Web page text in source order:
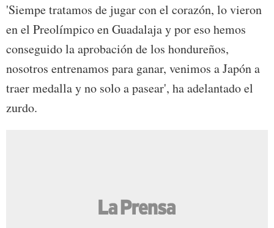
'Siempe tratamos de jugar con el corazón, lo vieron
en el Preolímpico en Guadalaja y por eso hemos
conseguido la aprobación de los hondureños,
nosotros entrenamos para ganar, venimos a Japón a
traer medalla y no solo a pasear', ha adelantado el
zurdo.